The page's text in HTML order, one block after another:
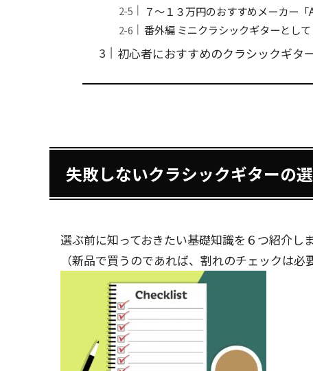
７〜１３万円のおすすめメーカー
番外編 ミニクラシックギターとし
初心者におすすめのクラシックギタ
失敗しないクラシックギターの
選ぶ前に知っておきたい基礎知識を６つ紹介しま
（新品で買うのであれば、割れのチェックは必